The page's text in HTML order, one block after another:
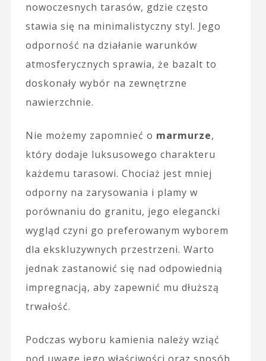
nowoczesnych tarasów, gdzie często
stawia się na minimalistyczny styl. Jego
odporność na działanie warunków
atmosferycznych sprawia, że bazalt to
doskonały wybór na zewnętrzne
nawierzchnie.
Nie możemy zapomnieć o marmurze,
który dodaje luksusowego charakteru
każdemu tarasowi. Chociaż jest mniej
odporny na zarysowania i plamy w
porównaniu do granitu, jego elegancki
wygląd czyni go preferowanym wyborem
dla ekskluzywnych przestrzeni. Warto
jednak zastanowić się nad odpowiednią
impregnacją, aby zapewnić mu dłuższą
trwałość.
Podczas wyboru kamienia należy wziąć